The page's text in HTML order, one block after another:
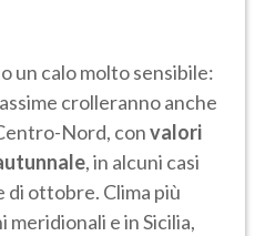
un calo molto sensibile:
crolleranno anche
Nord, convalori
, in alcuni casi
ottobre. Clima più
e in Sicilia,